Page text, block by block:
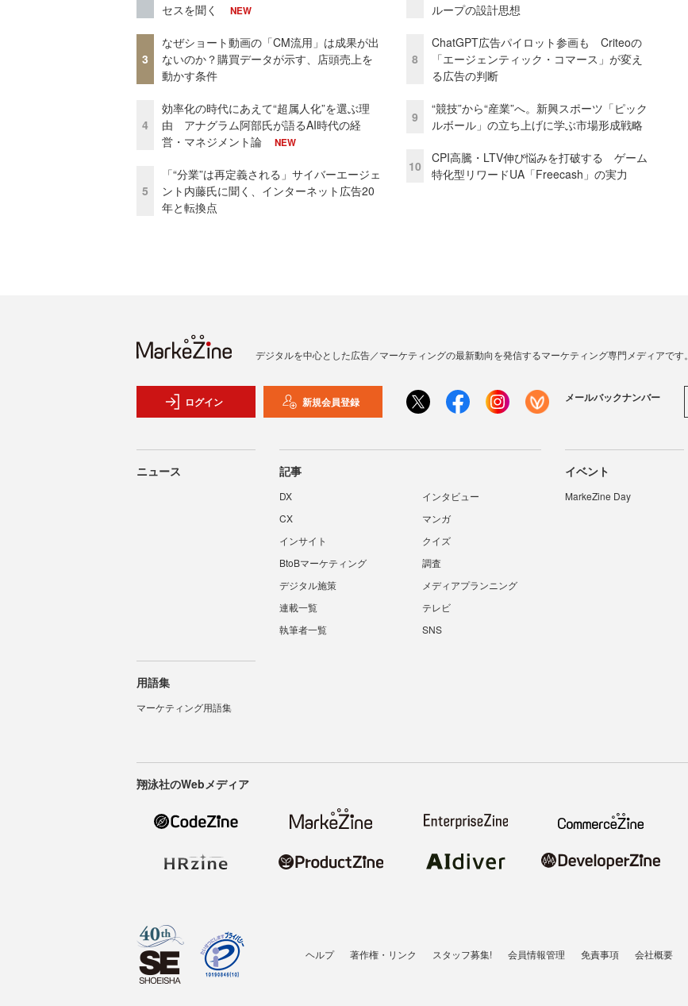
セスを聞く
NEW
3
なぜショート動画の「CM流用」は成果が出
ないのか？購買データが示す、店頭売上を
動かす条件
4
効率化の時代にあえて“超属人化”を選ぶ理
由 アナグラム阿部氏が語るAI時代の経
営・マネジメント論
NEW
5
「“分業”は再定義される」サイバーエージェ
ント内藤氏に聞く、インターネット広告20
年と転換点
ループの設計思想
8
ChatGPT広告パイロット参画も Criteoの
「エージェンティック・コマース」が変え
る広告の判断
9
“競技”から“産業”へ。新興スポーツ「ピック
ルボール」の立ち上げに学ぶ市場形成戦略
10
CPI高騰・LTV伸び悩みを打破する ゲーム
特化型リワードUA「Freecash」の実力
デジタルを中心とした広告／マーケティングの最新動向を発信するマーケティング専門メディアです。
ログイン 新規会員登録 メールバックナンバー
ニュース 記事
DX
インタビュー
CX
マンガ
インサイト
クイズ
BtoBマーケティング
調査
デジタル施策
メディアプランニング
連載一覧
テレビ
執筆者一覧
SNS
イベント
MarkeZine Day
用語集
マーケティング用語集
翔泳社のWebメディア
ヘルプ 著作権・リンク スタッフ募集! 会員情報管理 免責事項 会社概要